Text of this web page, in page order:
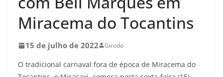
Miracema do Tocantins
15 de julho de 2022 Girodo
O tradicional carnaval fora de época de Miracema do